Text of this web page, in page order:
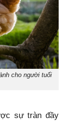
cho người tuổi
sự tràn đầy